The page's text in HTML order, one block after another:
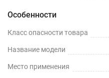
раствором.
максимум через 1-2 дня.
Особенности
Класс опасности товара
Название модели
Место применения